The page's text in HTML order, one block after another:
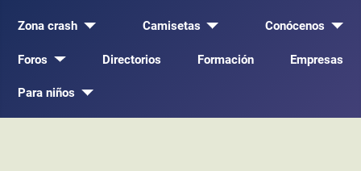
Zona crash Camisetas Conócenos
Foros Directorios Formación Empresas
Para niños